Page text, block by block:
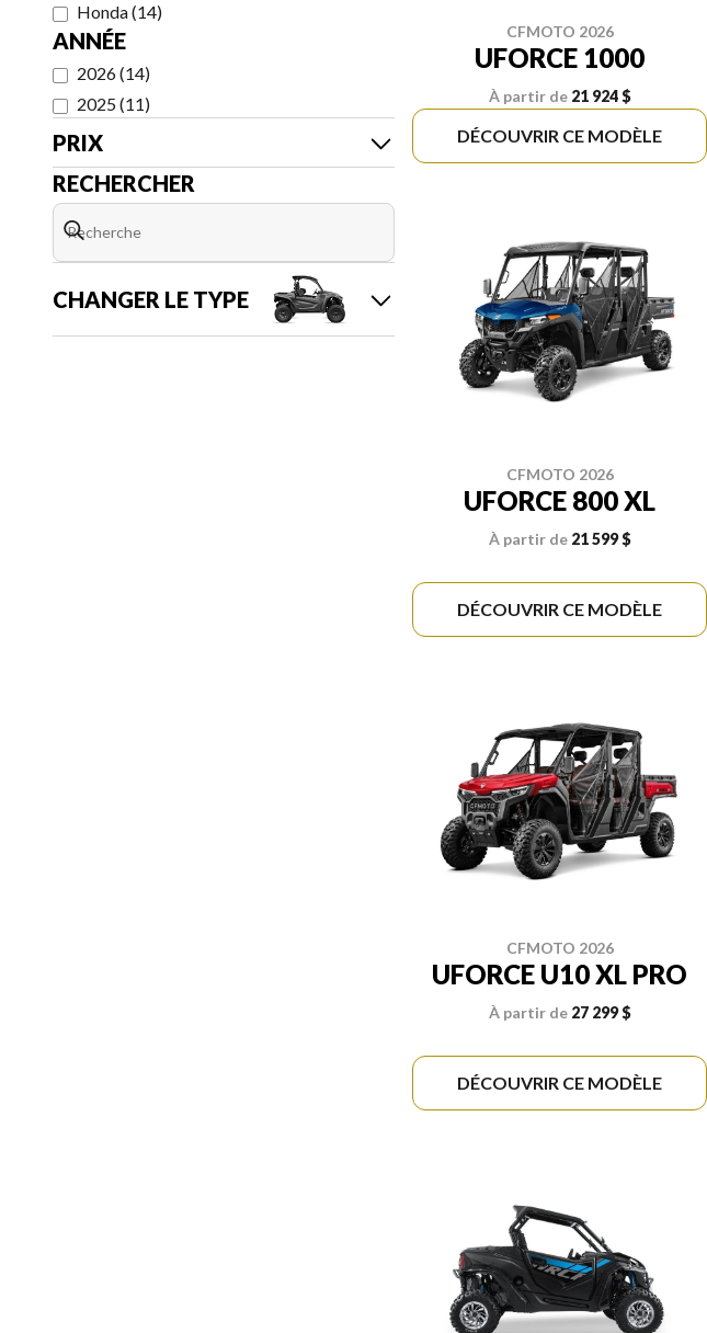
Honda(14)
ANNÉE
2026(14)
2025(11)
PRIX
RECHERCHER
CHANGER LE TYPE
CFMOTO 2026
UFORCE 1000
À partir de 21 924 $
DÉCOUVRIR CE MODÈLE
CFMOTO 2026
UFORCE 800 XL
À partir de 21 599 $
DÉCOUVRIR CE MODÈLE
CFMOTO 2026
UFORCE U10 XL PRO
À partir de 27 299 $
DÉCOUVRIR CE MODÈLE